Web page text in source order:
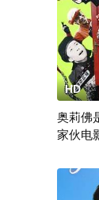
HD
奥莉佛
家伙电